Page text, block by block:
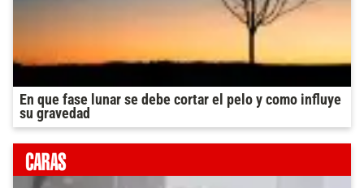
En que fase lunar se debe cortar el pelo y como influye
su gravedad